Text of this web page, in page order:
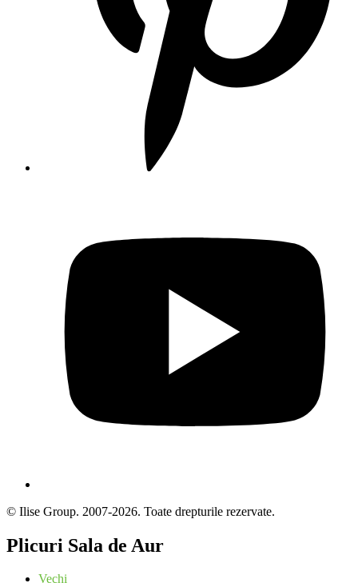
© Ilise Group. 2007-2026. Toate drepturile rezervate.
Plicuri Sala de Aur
Vechi